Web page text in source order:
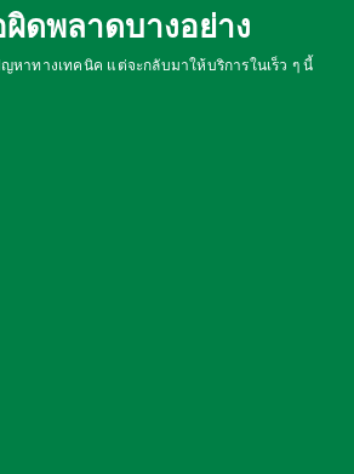
ดพลาดบางอย่าง
หาทางเทคนิค แต่จะกลับมาให้บริการในเร็ว ๆ นี้